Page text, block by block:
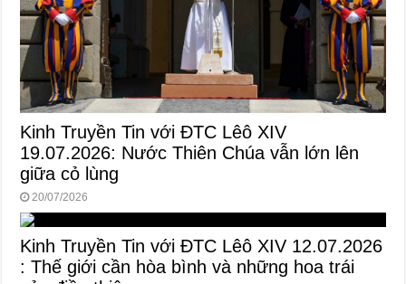
Kinh Truyền Tin với ĐTC Lêô XIV
19.07.2026: Nước Thiên Chúa vẫn lớn lên
giữa cỏ lùng
20/07/2026
Kinh Truyền Tin với ĐTC Lêô XIV 12.07.2026
: Thế giới cần hòa bình và những hoa trái